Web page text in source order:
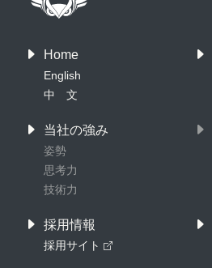
Home
English
中 文
当社の強み
姿勢
思考力
技術力
採用情報
採用サイト